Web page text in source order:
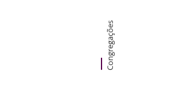
Congregações